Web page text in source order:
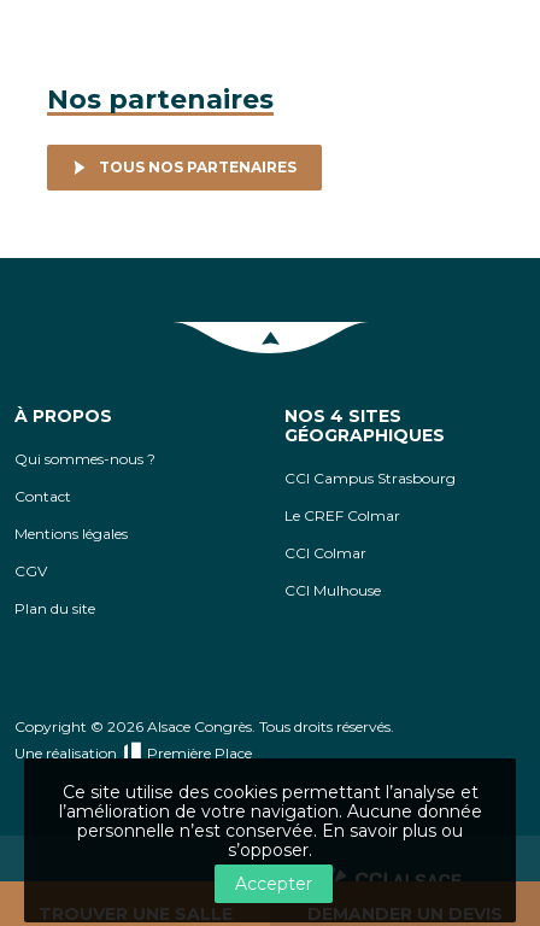
TROUVER UNE SALLE DEMANDER UN DEVIS
Nos partenaires
TOUS NOS PARTENAIRES
Retour en haut de la page
À PROPOS
Qui sommes-nous ?
Contact
Mentions légales
CGV
Plan du site
NOS 4 SITES
GÉOGRAPHIQUES
CCI Campus Strasbourg
Le CREF Colmar
CCI Colmar
CCI Mulhouse
Copyright © 2026 Alsace Congrès. Tous droits réservés.
Une réalisation
Première Place
CCI Alsace Eurométropole
Ce site utilise des cookies permettant l’analyse et
l’amélioration de votre navigation. Aucune donnée
personnelle n’est conservée. En savoir plus ou
s’opposer.
Accepter